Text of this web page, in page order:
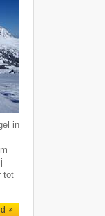
in
tot